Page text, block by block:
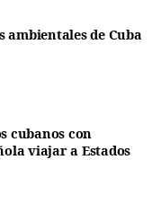
ambientales de Cuba
cubanos con
viajar a Estados